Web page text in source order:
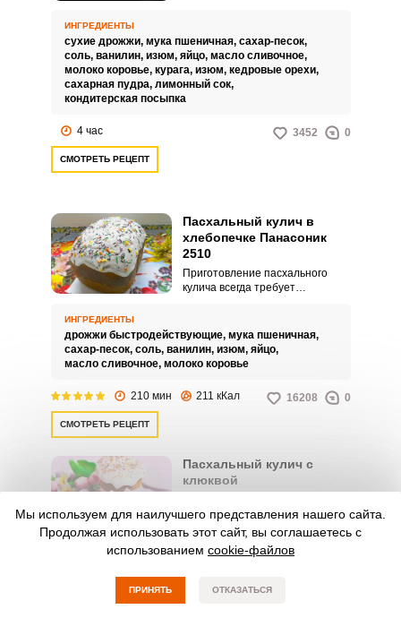
использовать сухие.
ИНГРЕДИЕНТЫ
сухие дрожжи, мука пшеничная, сахар-песок,
соль, ванилин, изюм, яйцо, масло сливочное,
молоко коровье, курага, изюм, кедровые орехи,
сахарная пудра, лимонный сок,
кондитерская посыпка
4 час 3452 0
СМОТРЕТЬ РЕЦЕПТ
Пасхальный кулич в
хлебопечке Панасоник
2510
Приготовление пасхального
кулича всегда требует
теста, длительная расстойка,
разделка и финальная выпечка
– на это может уйти весь день.
ИНГРЕДИЕНТЫ
дрожжи быстродействующие, мука пшеничная,
сахар-песок, соль, ванилин, изюм, яйцо,
масло сливочное, молоко коровье
210 мин 211 кКал 16208 0
СМОТРЕТЬ РЕЦЕПТ
Пасхальный кулич с
клюквой
получается не только вкусным,
но и полезным! Кулич – самое
традиционное мучное угощение
на Пасху. Воздушные, мягкие
молоко коровье,
свежие дрожжи,сахар-песок,ванильный сахар,
клюква вяленая,
Мы используем для наилучшего представления нашего сайта.
Продолжая использовать этот сайт, вы соглашаетесь с
использованием cookie-файлов
ПРИНЯТЬ ОТКАЗАТЬСЯ